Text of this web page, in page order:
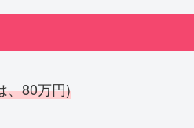
、80万円)